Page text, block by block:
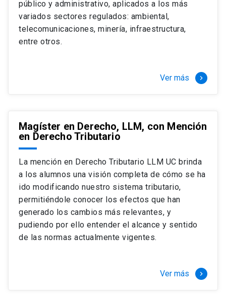
Si optas por la modalidad Full Time:
El LLM UC Full Time es una versión del programa
destinado principalmente a extranjeros, que permite
necesidades y expectativas profesionales, eligiendo
completamente al programa o compatibilizarás un
estudio intenso y exigente, con una muy baja carga
laboral, de marzo a noviembre, para dedicarte
completamente a la actividad de graduación de
diciembre a marzo.
2 cursos mínimos (10 créditos) Primer
semestre
+ 5 cursos a elección (50 créditos) Primer
semestre
+ 4 cursos a elección (40 créditos)
tres meses a tiempo completo (20
Juan Ignacio Piña Rochefort
Director Magíster en Derecho, LLM UC
público y administrativo, aplicados a los más
variados sectores regulados: ambiental,
telecomunicaciones, minería, infraestructura,
entre otros.
Ver más keyboard_arrow_right
Magíster en Derecho, LLM, con Mención
en Derecho Tributario
La mención en Derecho Tributario LLM UC brinda
a los alumnos una visión completa de cómo se ha
ido modificando nuestro sistema tributario,
permitiéndole conocer los efectos que han
generado los cambios más relevantes, y
pudiendo por ello entender el alcance y sentido
de las normas actualmente vigentes.
Ver más keyboard_arrow_right